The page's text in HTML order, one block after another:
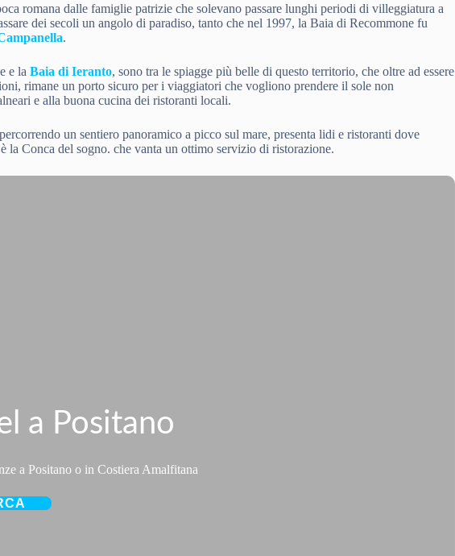
romana dalle famiglie patrizie che solevano passare lunghi periodi di villeggiatura a
dei secoli un angolo di paradiso, tanto che nel 1997, la Baia di Recommone fu
.
e la Baia di Ieranto, sono tra le spiagge più belle di questo territorio, che oltre ad essere
rimane un porto sicuro per i viaggiatori che vogliono prendere il sole non
e alla buona cucina dei ristoranti locali.
un sentiero panoramico a picco sul mare, presenta lidi e ristoranti dove
la Conca del sogno. che vanta un ottimo servizio di ristorazione.
a Positano
a Positano o in Costiera Amalfitana